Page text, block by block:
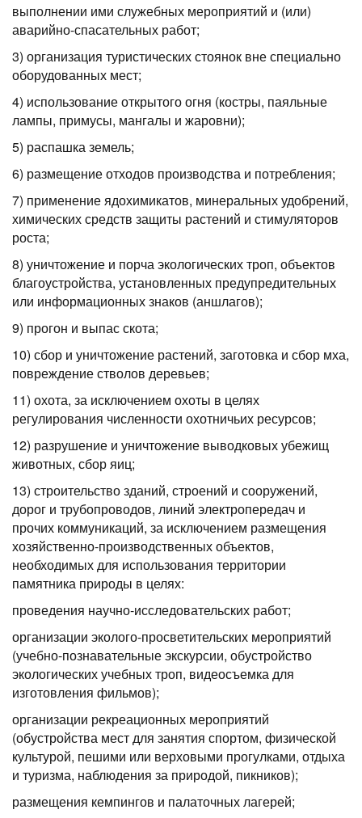
выполнении ими служебных мероприятий и (или)
аварийно-спасательных работ;
3) организация туристических стоянок вне специально
оборудованных мест;
4) использование открытого огня (костры, паяльные
лампы, примусы, мангалы и жаровни);
5) распашка земель;
6) размещение отходов производства и потребления;
7) применение ядохимикатов, минеральных удобрений,
химических средств защиты растений и стимуляторов
роста;
8) уничтожение и порча экологических троп, объектов
благоустройства, установленных предупредительных
или информационных знаков (аншлагов);
9) прогон и выпас скота;
10) сбор и уничтожение растений, заготовка и сбор мха,
повреждение стволов деревьев;
11) охота, за исключением охоты в целях
регулирования численности охотничьих ресурсов;
12) разрушение и уничтожение выводковых убежищ
животных, сбор яиц;
13) строительство зданий, строений и сооружений,
дорог и трубопроводов, линий электропередач и
прочих коммуникаций, за исключением размещения
хозяйственно-производственных объектов,
необходимых для использования территории
памятника природы в целях:
проведения научно-исследовательских работ;
организации эколого-просветительских мероприятий
(учебно-познавательные экскурсии, обустройство
экологических учебных троп, видеосъемка для
изготовления фильмов);
организации рекреационных мероприятий
(обустройства мест для занятия спортом, физической
культурой, пешими или верховыми прогулками, отдыха
и туризма, наблюдения за природой, пикников);
размещения кемпингов и палаточных лагерей;